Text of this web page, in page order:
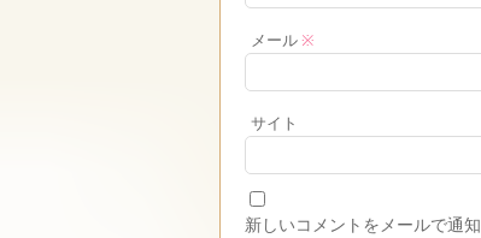
メール※
サイト
新しいコメントをメールで通知